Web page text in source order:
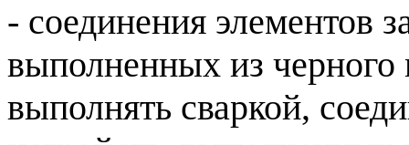
- соединения элементов
выполненных из черного
выполнять сваркой,